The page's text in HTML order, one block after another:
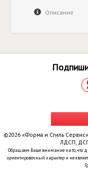
Описание
©2026 «Форма и Стиль
ЛДСП,
Обращаем Ваше внимание на то, что
ориентировочный характер и не